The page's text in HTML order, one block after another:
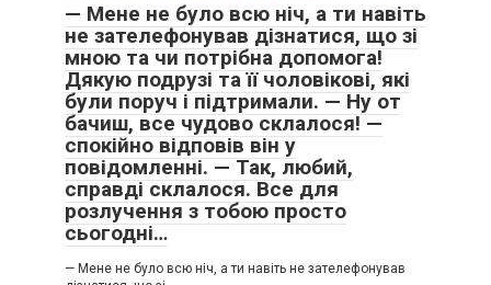
— Мене не було всю ніч, а ти навіть
не зателефонував дізнатися, що зі
мною та чи потрібна допомога!
Дякую подрузі та її чоловікові, які
були поруч і підтримали. — Ну от
бачиш, все чудово склалося! —
спокійно відповів він у
повідомленні. — Так, любий,
справді склалося. Все для
розлучення з тобою просто
сьогодні…
— Мене не було всю ніч, а ти навіть не зателефонував